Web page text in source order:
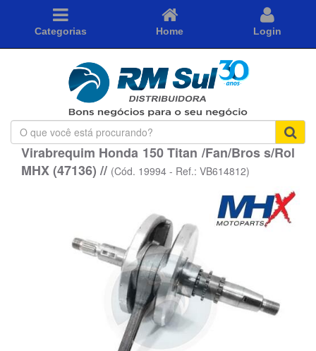
Categorias Home Login
O
que
você
está
Virabrequim Honda 150 Titan /Fan/Bros s/Rol
MHX (47136) // (Cód. 19994 - Ref.: VB614812)